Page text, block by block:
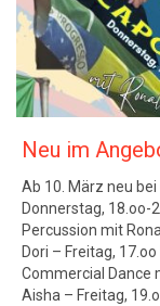
Neu im
Ab 10. März neu
Donnerstag, 18.oo-
Percussion mit
Dori – Freitag,
Commercial Dance
Aisha – Freitag,